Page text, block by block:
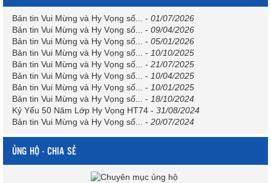
Bản tin Vui Mừng và Hy Vọng số... - 01/07/2026
Bản tin Vui Mừng và Hy Vọng số...
- 09/04/2026
Bản tin Vui Mừng và Hy Vọng số...
- 05/01/2026
Bản tin Vui Mừng và Hy Vọng số...
- 10/10/2025
Bản tin Vui Mừng và Hy Vọng số...
- 21/07/2025
Bản tin Vui Mừng và Hy Vọng số...
- 10/04/2025
Bản tin Vui Mừng và Hy Vọng số...
- 10/01/2025
Bản tin Vui Mừng và Hy Vọng số...
- 18/10/2024
Kỷ Yếu 50 Năm Lớp Hy Vọng HT74 - 31/08/2024
Bản tin Vui Mừng và Hy Vọng số...
- 20/07/2024
ỦNG HỘ - CHIA SẺ